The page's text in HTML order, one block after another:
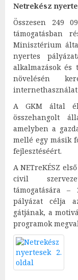
Netrekész
Összesen 249
támogatásban
Minisztérium
nyertes
alkalmazások
növelésén
A GKM által
összehangolt
amelyben a
mellé egy másik
fejlesztéséért.
A NETreKÉSZ
civil
támogatására
pályázat célja
gátjának, a
programok